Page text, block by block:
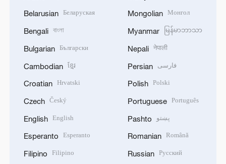
Belarusian Беларуская
Bengali বাংলা
Bulgarian Български
Cambodian ខ្មែរ
Croatian Hrvatski
Czech Český
English English
Esperanto Esperanto
Filipino Filipino
Mongolian Монгол
Myanmar မြန်မာဘာသာ
Nepali नेपाली
Persian فارسی
Polish Polski
Portuguese Português
Pashto پښتو
Romanian Română
Russian Русский